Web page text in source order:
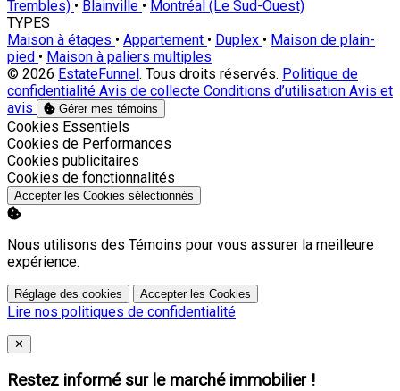
Trembles) • Blainville • Montréal (Le Sud-Ouest)
TYPES
Maison à étages • Appartement • Duplex • Maison de plain-
pied • Maison à paliers multiples
© 2026 EstateFunnel. Tous droits réservés. Politique de
confidentialité Avis de collecte Conditions d’utilisation Avis et
avis
Gérer mes témoins
Activer
Cookies Essentiels
Activer
Cookies de Performances
Activer
Cookies publicitaires
Activer
Cookies de fonctionnalités
Accepter les Cookies sélectionnés
Nous utilisons des Témoins pour vous assurer la meilleure
expérience.
Réglage des cookies Accepter les Cookies
Lire nos politiques de confidentialité
Close
✕
Restez informé sur le marché immobilier !